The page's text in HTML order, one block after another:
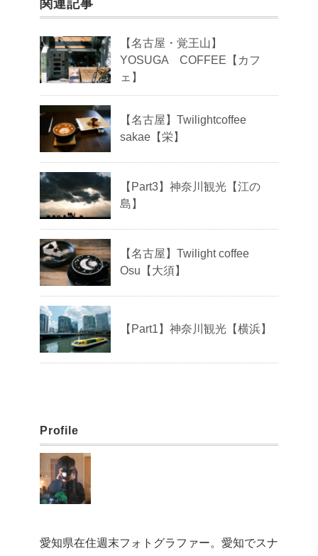
関連記事
【名古屋・覚王山】
YOSUGA COFFEE【カフ
ェ】
【名古屋】Twilightcoffee
sakae【栄】
【Part3】神奈川観光【江の
島】
【名古屋】Twilight coffee
Osu【大須】
【Part1】神奈川観光【横浜】
Profile
愛知県在住週末フォトグラファー。愛知でスナ